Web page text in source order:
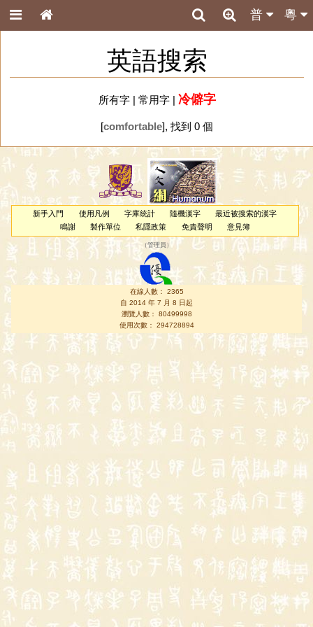
粵
普
英語搜索
所有字| 常用字| 冷僻字
[comfortable], 找到 0 個
新手入門 使用凡例 字庫統計 隨機漢字
最近被搜索的漢字
鳴謝
製作單位 私隱政策 免責聲明 意見簿
（管理員 ）
在線人數： 2365
自 2014 年 7 月 8 日起
瀏覽人數： 80499998
使用次數： 294728894